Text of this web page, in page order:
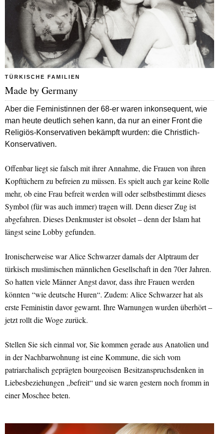
TÜRKISCHE FAMILIEN
Made by Germany
Aber die Feministinnen der 68-er waren inkonsequent, wie
man heute deutlich sehen kann, da nur an einer Front die
Religiös-Konservativen bekämpft wurden: die Christlich-
Konservativen.
Offenbar liegt sie falsch mit ihrer Annahme, die Frauen von ihren
Kopftüchern zu befreien zu müssen. Es spielt auch gar keine Rolle
mehr, ob eine Frau befreit werden will oder selbstbestimmt dieses
Symbol (für was auch immer) tragen will. Denn dieser Zug ist
abgefahren. Dieses Denkmuster ist obsolet – denn der Islam hat
längst seine Lobby gefunden.
Ironischerweise war Alice Schwarzer damals der Alptraum der
türkisch muslimischen männlichen Gesellschaft in den 70er Jahren.
So hatten viele Männer Angst davor, dass ihre Frauen werden
könnten “wie deutsche Huren“. Zudem: Alice Schwarzer hat als
erste Feministin davor gewarnt. Ihre Warnungen wurden überhört –
jetzt rollt die Woge zurück.
Stellen Sie sich einmal vor, Sie kommen gerade aus Anatolien und
in der Nachbarwohnung ist eine Kommune, die sich vom
patriarchalisch geprägten bourgeoisen Besitzanspruchsdenken in
Liebesbeziehungen „befreit“ und sie waren gestern noch fromm in
einer Moschee beten.